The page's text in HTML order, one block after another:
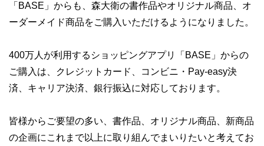
「BASE」からも、森大衛の書作品やオリジナル商品、オ
ーダーメイド商品をご購入いただけるようになりました。
400万人が利用するショッピングアプリ「BASE」からの
ご購入は、クレジットカード、コンビニ・Pay-easy決
済、キャリア決済、銀行振込に対応しております。
皆様からご要望の多い、書作品、オリジナル商品、新商品
の企画にこれまで以上に取り組んでまいりたいと考えてお